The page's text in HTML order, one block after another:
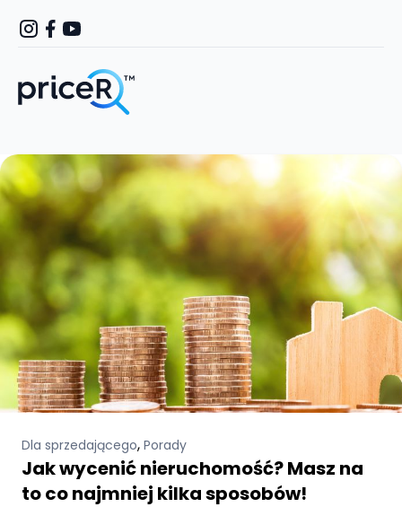
Dla sprzedającego, Porady
Jak wycenić nieruchomość? Masz na
to co najmniej kilka sposobów!